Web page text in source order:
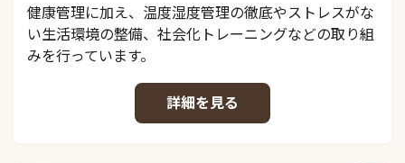
健康管理に加え、温度湿度管理の徹底やストレスがな
い生活環境の整備、社会化トレーニングなどの取り組
みを行っています。
詳細を見る